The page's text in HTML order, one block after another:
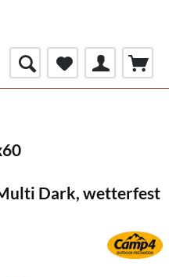
Dark, wetterfest